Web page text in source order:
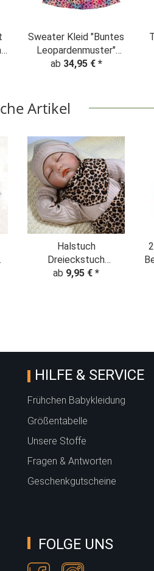
Sweater Kleid "Buntes
Leopardenmuster"
Batik flieder
ab 34,95 € *
Artikel
Halstuch
Dreieckstuch
Kuscheltuch
ab 9,95 € *
HILFE & SERVICE
Frühchen Babykleidung
Größentabelle
Unsere Stoffe
Fragen & Antworten
Geschenkgutscheine
FOLGE UNS